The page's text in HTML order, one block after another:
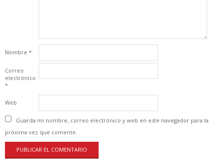
Nombre *
Correo
electrónico
*
Web
Guarda mi nombre, correo electrónico y web en este navegador para la
próxima vez que comente.